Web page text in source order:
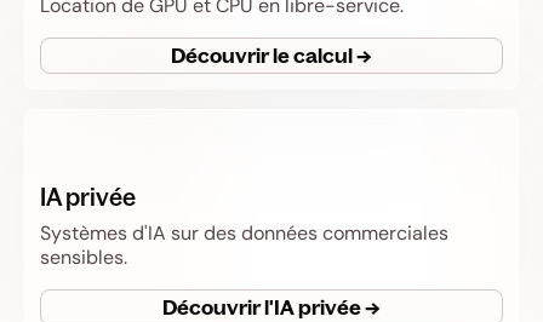
Location de GPU et CPU en libre-service.
Découvrir le calcul →
IA privée
Systèmes d'IA sur des données commerciales
sensibles.
Découvrir l'IA privée →